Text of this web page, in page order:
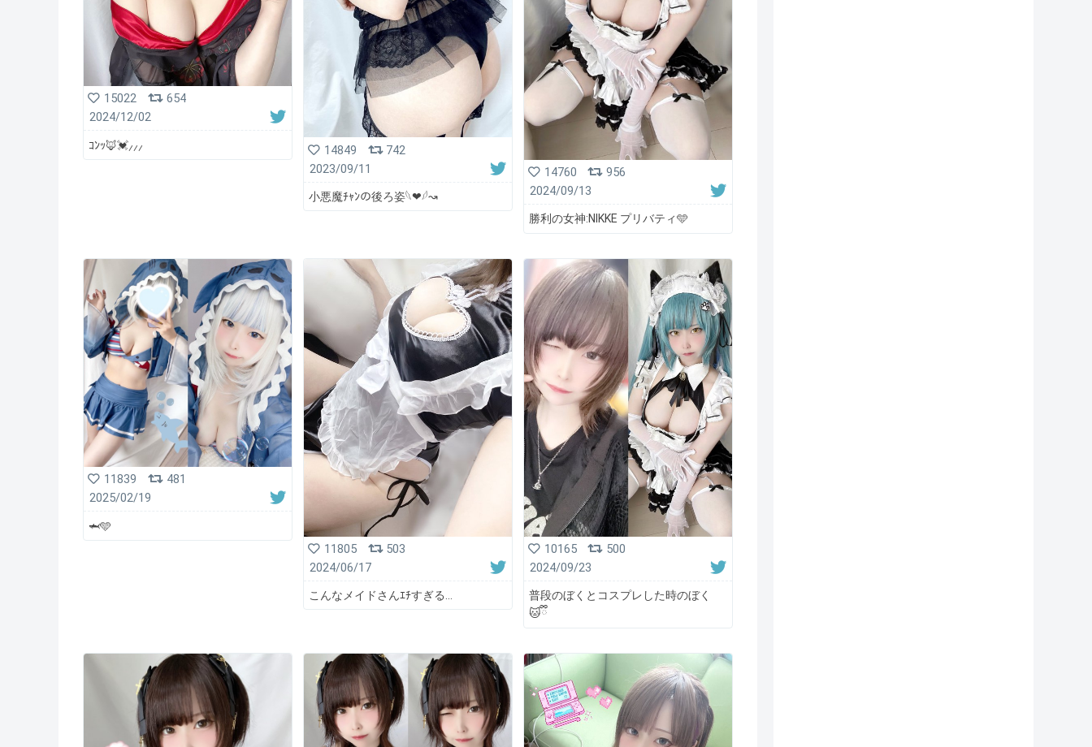
15022
654
2024/12/02
ｺﾝｯ🦊💓⸝⸝⸝ 14849
742
2023/09/11
小悪魔ﾁｬﾝの後ろ姿𓆩❤︎𓆪↝
14760
956
2024/09/13
勝利の女神:NIKKE プリバティ️🩵
11839
481
2025/02/19
🦈🩵
11805
503
2024/06/17
こんなメイドさんｴﾁすぎる…
10165
500
2024/09/23
普段のぼくとコスプレした時のぼく
🐱ྀི